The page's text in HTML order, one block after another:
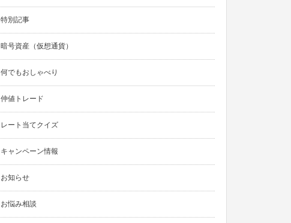
特別記事
暗号資産（仮想通貨）
何でもおしゃべり
仲値トレード
レート当てクイズ
キャンペーン情報
お知らせ
お悩み相談